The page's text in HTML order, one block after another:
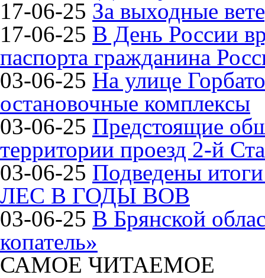
17-06-25 За выходные
17-06-25 В День России
паспорта гражданина
03-06-25 На улице
остановочные комплексы
03-06-25 Предстоящие
территории проезд 2-й
03-06-25 Подведены
ЛЕС В ГОДЫ ВОВ
03-06-25 В Брянской
копатель»
САМОЕ ЧИТАЕМОЕ